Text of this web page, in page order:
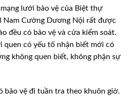
lưới bảo vệ của Biệt thự
Nam Cường Dương Nội rất được
đều có bảo vệ và cửa kiểm soát.
quen có yếu tố nhận biết mới có
không quen biết, không phận sự
bảo vệ đi tuần tra theo khuôn giờ.